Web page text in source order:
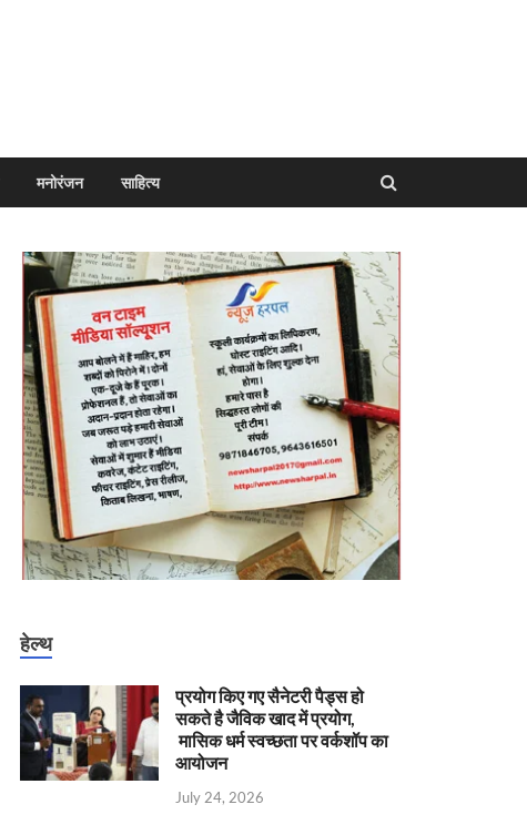
मनोरंजन साहित्य
हेल्थ
प्रयोग किए गए सैनेटरी पैड्स हो
सकते है जैविक खाद में प्रयोग,
मासिक धर्म स्वच्छता पर वर्कशॉप का
आयोजन
July 24, 2026